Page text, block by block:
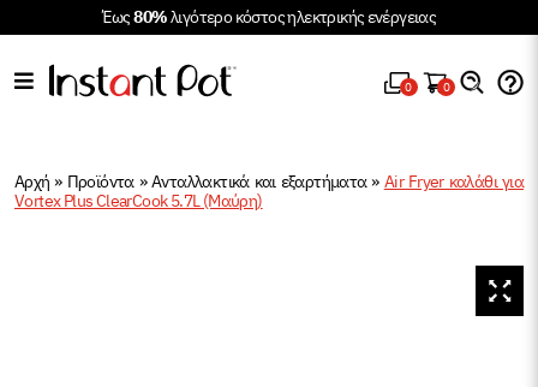
Έως80%λιγότερο κόστος ηλεκτρικής ενέργειας
0 0
Αρχή » Προϊόντα»Ανταλλακτικά και εξαρτήματα» Air Fryer καλάθι για
Vortex Plus ClearCook 5.7L (Μαύρη)